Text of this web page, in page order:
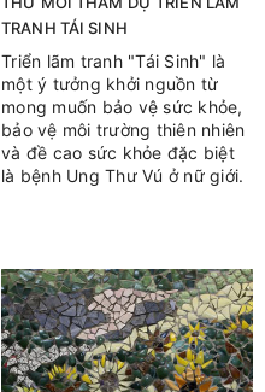
TRANH TÁI SINH
Triển lãm tranh "Tái Sinh" là
một ý tưởng khởi nguồn từ
mong muốn bảo vệ sức khỏe,
bảo vệ môi trường thiên nhiên
và đề cao sức khỏe đặc biệt
là bệnh Ung Thư Vú ở nữ giới.